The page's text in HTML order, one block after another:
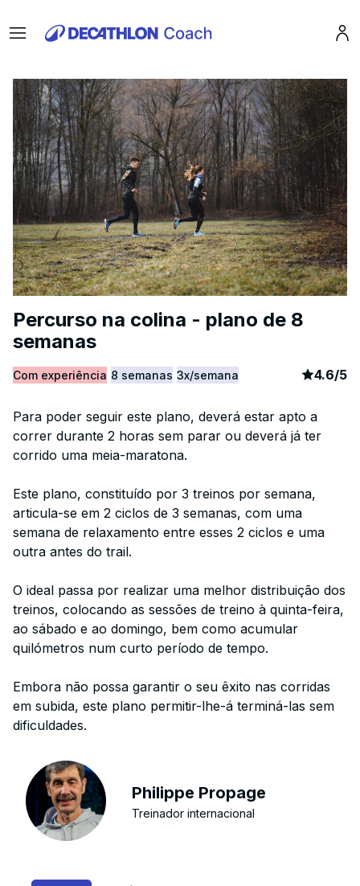
Menu
Percurso na colina - plano de 8
semanas
Com experiência 8 semanas 3x/semana article
4.6/5
Para poder seguir este plano, deverá estar apto a
correr durante 2 horas sem parar ou deverá já ter
corrido uma meia-maratona.
Este plano, constituído por 3 treinos por semana,
articula-se em 2 ciclos de 3 semanas, com uma
semana de relaxamento entre esses 2 ciclos e uma
outra antes do trail.
O ideal passa por realizar uma melhor distribuição dos
treinos, colocando as sessões de treino à quinta-feira,
ao sábado e ao domingo, bem como acumular
quilómetros num curto período de tempo.
Embora não possa garantir o seu êxito nas corridas
em subida, este plano permitir-lhe-á terminá-las sem
dificuldades.
Philippe Propage
Treinador internacional